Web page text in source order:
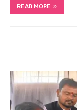
READ MORE